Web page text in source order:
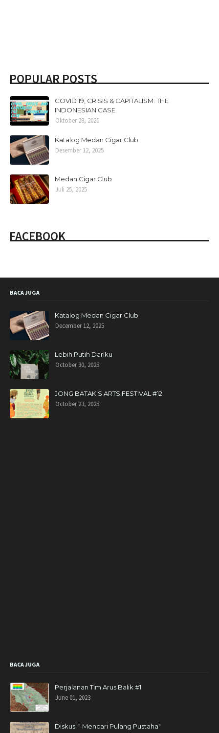
POPULAR POSTS
COVID 19, CRISIS & CAPITALISM: THE
INDONESIAN CASE
Oktober 28, 2020
Katalog Medan Cigar Club
Desember 12, 2025
Medan Cigar Club
Juli 25, 2025
FACEBOOK
BACA JUGA
Katalog Medan Cigar Club
December 12, 2025
Lebih Putih Dariku
October 30, 2025
JONG BATAK'S ARTS FESTIVAL #12
October 23, 2025
BACA JUGA
Perjalanan Tim Arus Balik #1
June 01, 2023
Diskusi " Mencari Pulang Pustaha"